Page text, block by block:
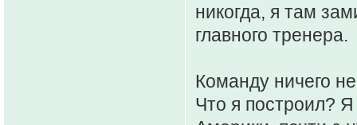
никогда, я там
главного тренера.
Команду ничего
Что я построил?